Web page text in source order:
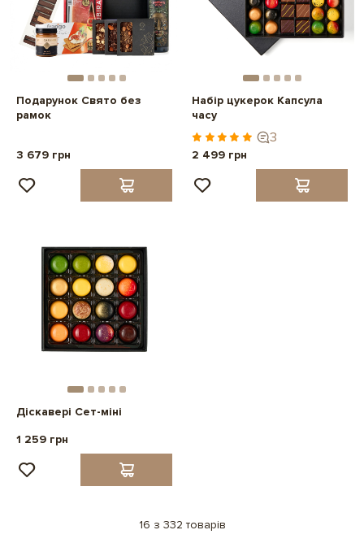
Подарунок Свято без
рамок
3 679 грн
Набір цукерок Капсула
часу
3
2 499 грн
Діскавері Сет-міні
1 259 грн
16 з 332 товарів